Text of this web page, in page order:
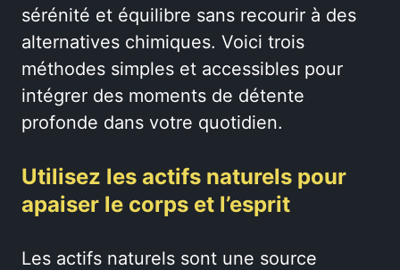
sérénité et équilibre sans recourir à des
alternatives chimiques. Voici trois
méthodes simples et accessibles pour
intégrer des moments de détente
profonde dans votre quotidien.
Utilisez les actifs naturels pour
apaiser le corps et l’esprit
Les actifs naturels sont une source